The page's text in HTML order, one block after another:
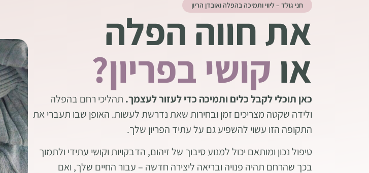
חני גולד – ליווי ותמיכה בהפלה ואובדן הריון
את חווה הפלה
או קושי בפריון?
כאן תוכלי לקבל כלים ותמיכה כדי לעזור לעצמך. תהליכי רחם בהפלה
ולידה שקטה מצריכים זמן ובחירות שאת נדרשת לעשות. האופן שבו תעברי את
התקופה הזו עשוי להשפיע גם על עתיד הפריון שלך.
טיפול נכון ומותאם יכול למנוע סיבוך של זיהום, הדבקויות וקושי עתידי ולתמוך
בכך שהרחם תהיה פנויה ובריאה ליצירה חדשה – עבור החיים שלך, ואם